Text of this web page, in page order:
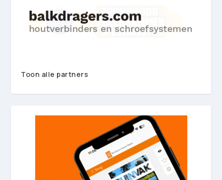
Toon alle partners